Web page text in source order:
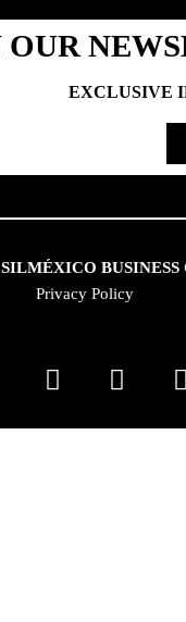
OUR
EXCLUSIVE
BUSINESS
Privacy Policy